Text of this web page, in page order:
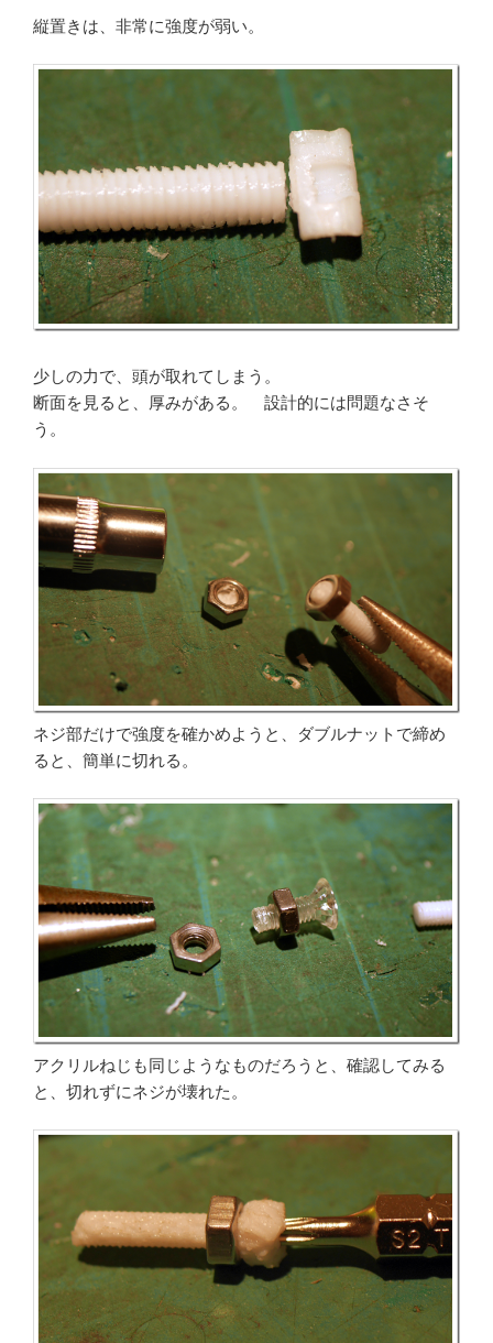
縦置きは、非常に強度が弱い。
少しの力で、頭が取れてしまう。
断面を見ると、厚みがある。 設計的には問題なさそ
う。
ネジ部だけで強度を確かめようと、ダブルナットで締め
ると、簡単に切れる。
アクリルねじも同じようなものだろうと、確認してみる
と、切れずにネジが壊れた。